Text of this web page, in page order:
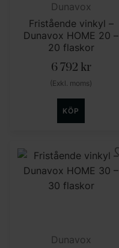
Dunavox
Fristående vinkyl –
Dunavox HOME 20 –
20 flaskor
6 792 kr
(Exkl. moms)
KÖP
Dunavox